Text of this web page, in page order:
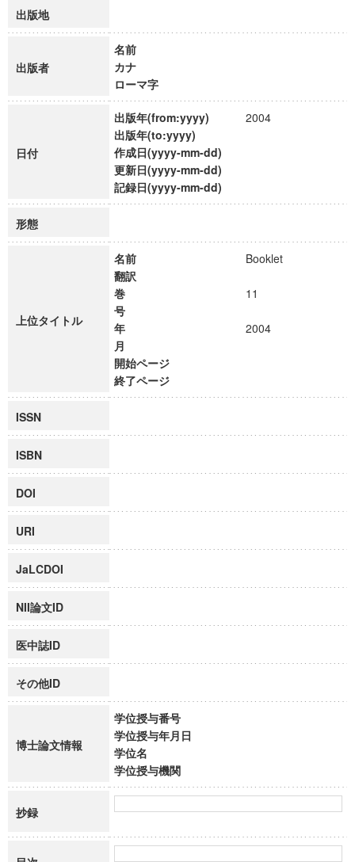
出版地
出版者
名前
カナ
ローマ字
日付
出版年(from:yyyy)
2004
出版年(to:yyyy)
作成日(yyyy-mm-dd)
更新日(yyyy-mm-dd)
記録日(yyyy-mm-dd)
形態
上位タイトル
名前
Booklet
翻訳
巻
11
号
年
2004
月
開始ページ
終了ページ
ISSN
ISBN
DOI
URI
JaLCDOI
NII論文ID
医中誌ID
その他ID
博士論文情報
学位授与番号
学位授与年月日
学位名
学位授与機関
抄録